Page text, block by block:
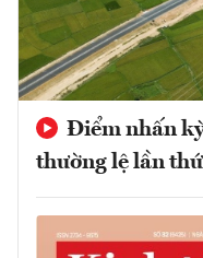
Điểm nhấn
thường lệ lần